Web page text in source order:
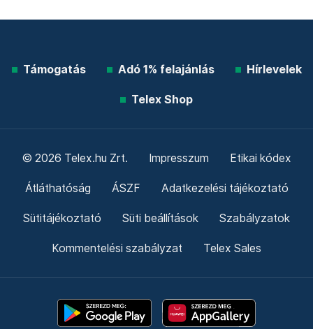
Támogatás Adó 1% felajánlás Hírlevelek
Telex Shop
© 2026 Telex.hu Zrt. Impresszum Etikai kódex
Átláthatóság ÁSZF Adatkezelési tájékoztató
Sütitájékoztató Süti beállítások Szabályzatok
Kommentelési szabályzat Telex Sales